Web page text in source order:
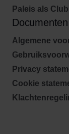
Paleis als
Documenten
Algemene
Privacy
Cookie